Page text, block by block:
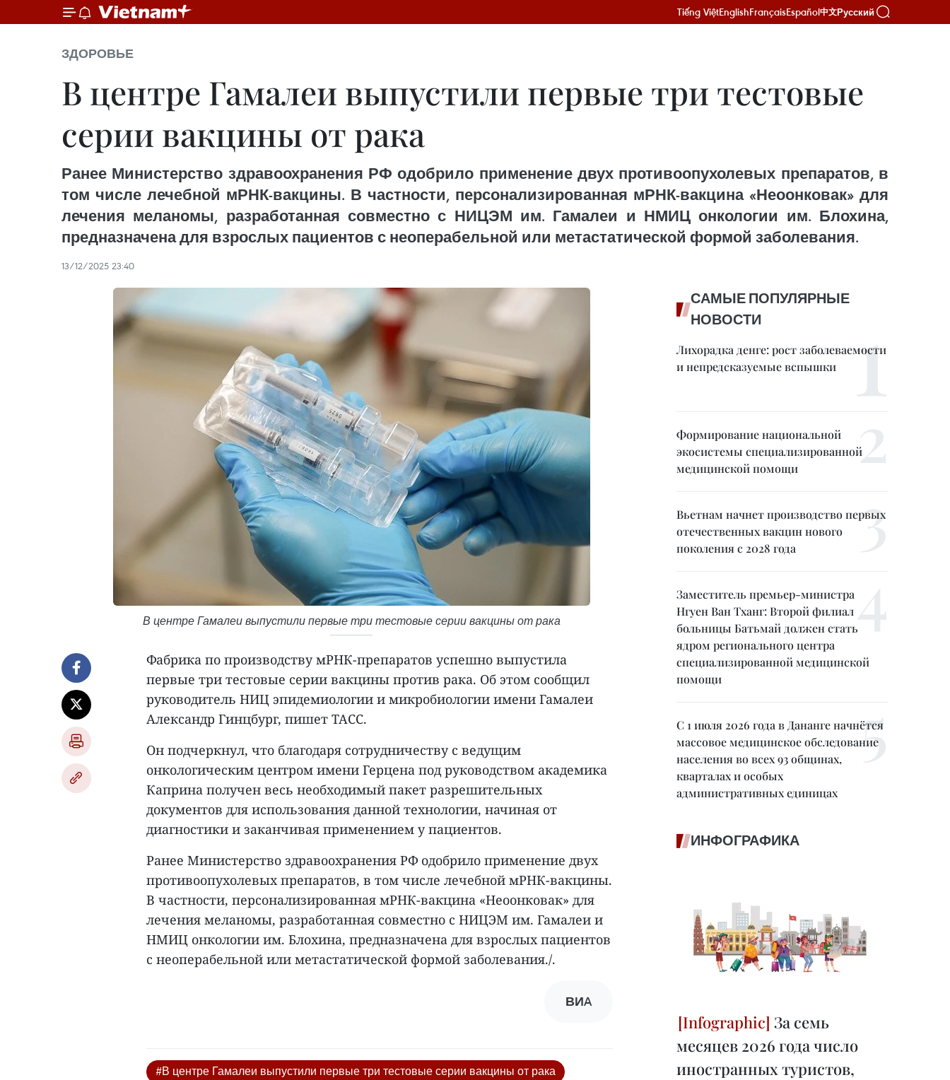
Tiếng ViệtEnglishFrançaisEspañol中文Русский
ЗДОРОВЬЕ
В центре Гамалеи выпустили первые три тестовые
серии вакцины от рака
Ранее Министерство здравоохранения РФ одобрило применение двух противоопухолевых препаратов, в
том числе лечебной мРНК-вакцины. В частности, персонализированная мРНК-вакцина «Неоонковак» для
лечения меланомы, разработанная совместно с НИЦЭМ им. Гамалеи и НМИЦ онкологии им. Блохина,
предназначена для взрослых пациентов с неоперабельной или метастатической формой заболевания.
13/12/2025 23:40
В центре Гамалеи выпустили первые три тестовые серии вакцины от рака
Фабрика по производству мРНК-препаратов успешно выпустила
первые три тестовые серии вакцины против рака. Об этом сообщил
руководитель НИЦ эпидемиологии и микробиологии имени Гамалеи
Александр Гинцбург, пишет ТАСС.
Он подчеркнул, что благодаря сотрудничеству с ведущим
онкологическим центром имени Герцена под руководством академика
Каприна получен весь необходимый пакет разрешительных
документов для использования данной технологии, начиная от
диагностики и заканчивая применением у пациентов.
Ранее Министерство здравоохранения РФ одобрило применение двух
противоопухолевых препаратов, в том числе лечебной мРНК-вакцины.
В частности, персонализированная мРНК-вакцина «Неоонковак» для
лечения меланомы, разработанная совместно с НИЦЭМ им. Гамалеи и
НМИЦ онкологии им. Блохина, предназначена для взрослых пациентов
с неоперабельной или метастатической формой заболевания./.
ВИA
#В центре Гамалеи выпустили первые три тестовые серии вакцины от рака
САМЫЕ ПОПУЛЯРНЫЕ
НОВОСТИ
Лихорадка денге: рост заболеваемости
и непредсказуемые вспышки
Формирование национальной
экосистемы специализированной
медицинской помощи
Вьетнам начнет производство первых
отечественных вакцин нового
поколения с 2028 года
Заместитель премьер-министра
Нгуен Ван Тханг: Второй филиал
больницы Батьмай должен стать
ядром регионального центра
специализированной медицинской
помощи
С 1 июля 2026 года в Дананге начнётся
массовое медицинское обследование
населения во всех 93 общинах,
кварталах и особых
административных единицах
ИНФОГРАФИКА
За семь
месяцев 2026 года число
иностранных туристов,